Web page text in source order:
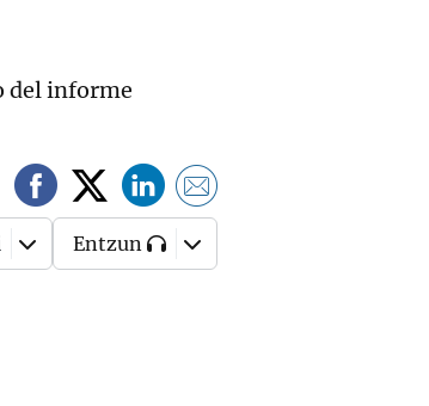
del informe
Entzun